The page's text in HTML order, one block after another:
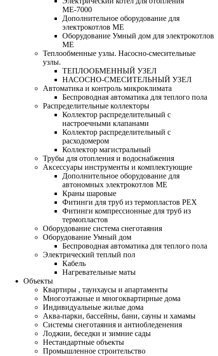
МЕ-7000
Дополнительное оборудование для
электрокотлов МЕ
Оборудование Умный дом для электрокотлов
МЕ
Теплообменные узлы. Насосно-смесительные
узлы.
ТЕПЛООБМЕННЫЙ УЗЕЛ
НАСОСНО-СМЕСИТЕЛЬНЫЙ УЗЕЛ
Автоматика и контроль микроклимата
Беспроводная автоматика для теплого пола
Распределительные коллекторы
Коллектор распределительный с
настроечными клапанами
Коллектор распределительный с
расходомером
Коллектор магистральный
Трубы для отопления и водоснабжения
Аксессуары инструменты и комплектующие
Дополнительное оборудование для
автономных электрокотлов МЕ
Краны шаровые
Фитинги для труб из термопластов PEX
Фитинги компрессионные для труб из
термопластов
Оборудование система снеготаяния
Оборудование Умный дом
Беспроводная автоматика для теплого пола
Электрический теплый пол
Кабель
Нагревательные маты
Объекты
Квартиры , таунхаусы и апартаменты
Многоэтажные и многоквартирные дома
Индивидуальные жилые дома
Аква-парки, бассейны, бани, сауны и хамамы
Системы снеготаяния и антиобледенения
Лоджии, беседки и зимние сады
Нестандартные объекты
Промышленное строительство